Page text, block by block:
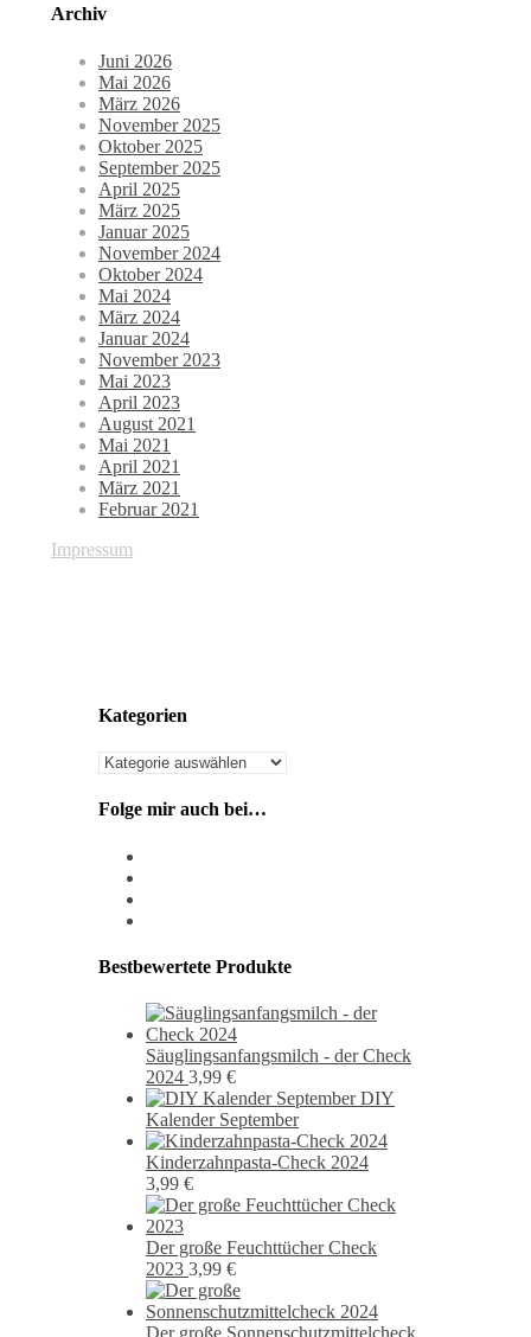
Archiv
Juni 2026
Mai 2026
März 2026
November 2025
Oktober 2025
September 2025
April 2025
März 2025
Januar 2025
November 2024
Oktober 2024
Mai 2024
März 2024
Januar 2024
November 2023
Mai 2023
April 2023
August 2021
Mai 2021
April 2021
März 2021
Februar 2021
Impressum
Kategorien
Kategorien
Folge mir auch bei…
Bestbewertete Produkte
Säuglingsanfangsmilch - der Check
2024 3,99 €
DIY
Kalender September
Kinderzahnpasta-Check 2024
3,99 €
Der große Feuchttücher Check
2023 3,99 €